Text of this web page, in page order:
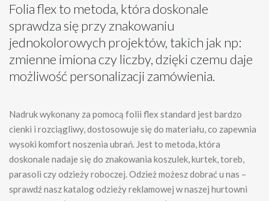
Folia flex to metoda, która doskonale
sprawdza się przy znakowaniu
jednokolorowych projektów, takich jak np:
zmienne imiona czy liczby, dzięki czemu daje
możliwość personalizacji zamówienia.
Nadruk wykonany za pomocą folii flex standard jest bardzo
cienki i rozciągliwy, dostosowuje się do materiału, co zapewnia
wysoki komfort noszenia ubrań. Jest to metoda, która
doskonale nadaje się do znakowania koszulek, kurtek, toreb,
parasoli czy odzieży roboczej. Odzież możesz dobrać u nas –
sprawdź nasz katalog odzieży reklamowej w naszej hurtowni